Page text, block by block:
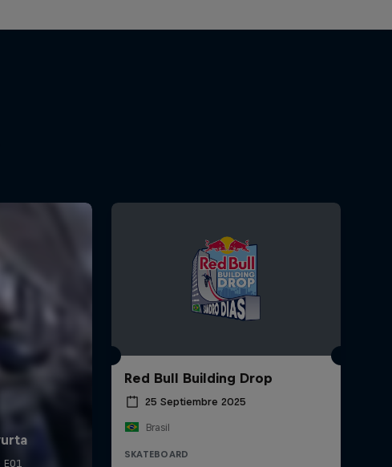
Red Bull Building Drop
25 Septiembre 2025
Brasil
SKATEBOARD